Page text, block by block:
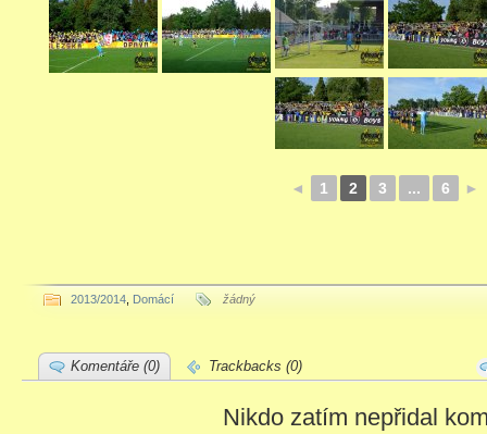
◄ 1 2 3 ... 6 ►
2013/2014 Domácí žádný
Komentáře (0) Trackbacks (0)
Nikdo zatím nepřidal